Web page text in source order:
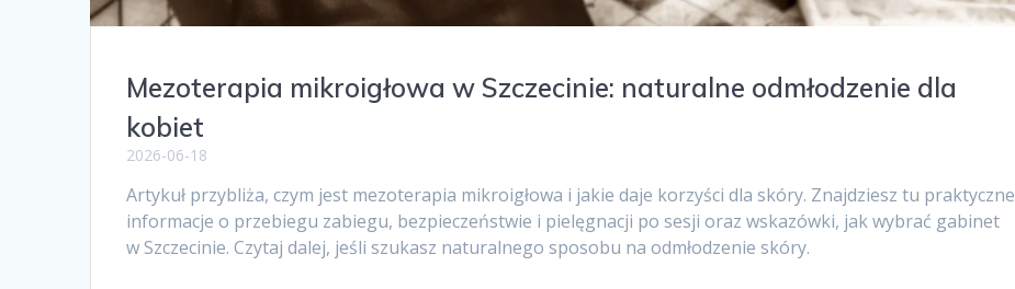
Mezoterapia mikroigłowa w Szczecinie: naturalne odmłodzenie dla
kobiet
2026-06-18
Artykuł przybliża, czym jest mezoterapia mikroigłowa i jakie daje korzyści dla skóry. Znajdziesz tu praktyczne
informacje o przebiegu zabiegu, bezpieczeństwie i pielęgnacji po sesji oraz wskazówki, jak wybrać gabinet
w Szczecinie. Czytaj dalej, jeśli szukasz naturalnego sposobu na odmłodzenie skóry.